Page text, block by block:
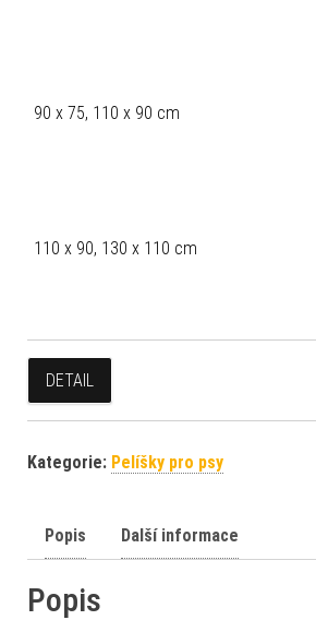
90 x 75, 110 x 90 cm
110 x 90, 130 x 110 cm
DETAIL
Kategorie: Pelíšky pro psy
Popis Další informace
Popis